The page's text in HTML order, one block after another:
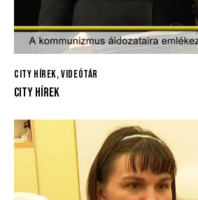
CITY HÍREK,VIDEÓTÁR
CITY HÍREK